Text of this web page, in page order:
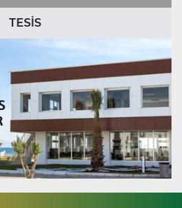
TESİS